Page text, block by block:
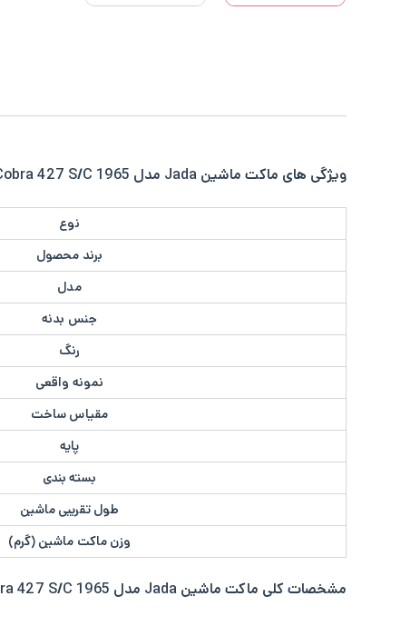
ویژگی های ماکت ماشین Jada مدل 1965 Shelby Cobra 427 S/C در یک نگاه:
نوع
برند محصول
مدل
جنس بدنه
رنگ
نمونه واقعی
مقیاس ساخت
پایه
بسته بندی
طول تقریبی ماشین
وزن ماکت ماشین (گرم)
مشخصات کلی ماکت ماشین Jada مدل 1965 Shelby Cobra 427 S/C: